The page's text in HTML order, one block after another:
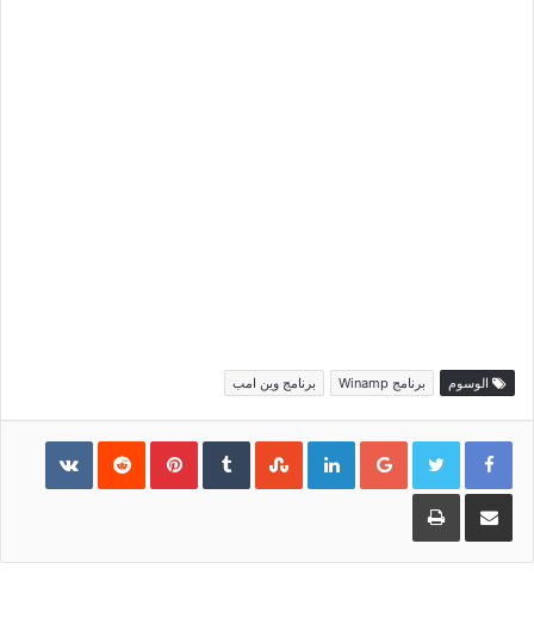
الوسوم برنامج Winamp برنامج وين امب
Google+
LinkedIn
Pinterest
مشاركة عبر البريد طباعة